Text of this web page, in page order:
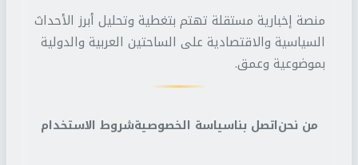
منصة إخبارية مستقلة تهتم بتغطية وتحليل أبرز الأحداث
السياسية والاقتصادية على الساحتين العربية والدولية
بموضوعية وعمق.
من نحناتصل بناسياسة الخصوصيةشروط الاستخدام